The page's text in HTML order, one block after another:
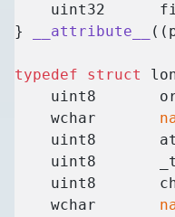
uint32
}
__attribute__
typedef struct
uint8
    wchar
uint8
uint8
uint8
    wchar